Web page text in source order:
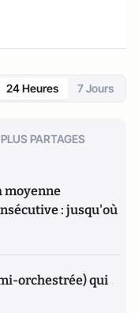
24 Heures 7 Jours
PLUS PARTAGES
moyenne
: jusqu'où
orchestrée) qui